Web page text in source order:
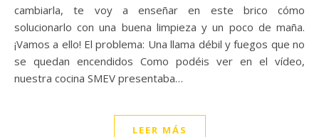
cambiarla, te voy a enseñar en este brico cómo
solucionarlo con una buena limpieza y un poco de maña.
¡Vamos a ello! El problema: Una llama débil y fuegos que no
se quedan encendidos Como podéis ver en el vídeo,
nuestra cocina SMEV presentaba…
LEER MÁS